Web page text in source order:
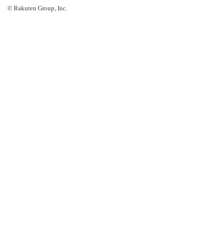
© Rakuten Group, Inc.